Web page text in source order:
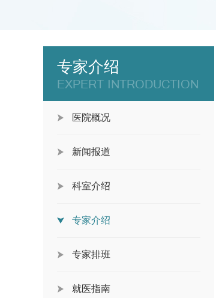
专家介绍
EXPERT INTRODUCTION
医院概况
新闻报道
科室介绍
专家介绍
专家排班
就医指南